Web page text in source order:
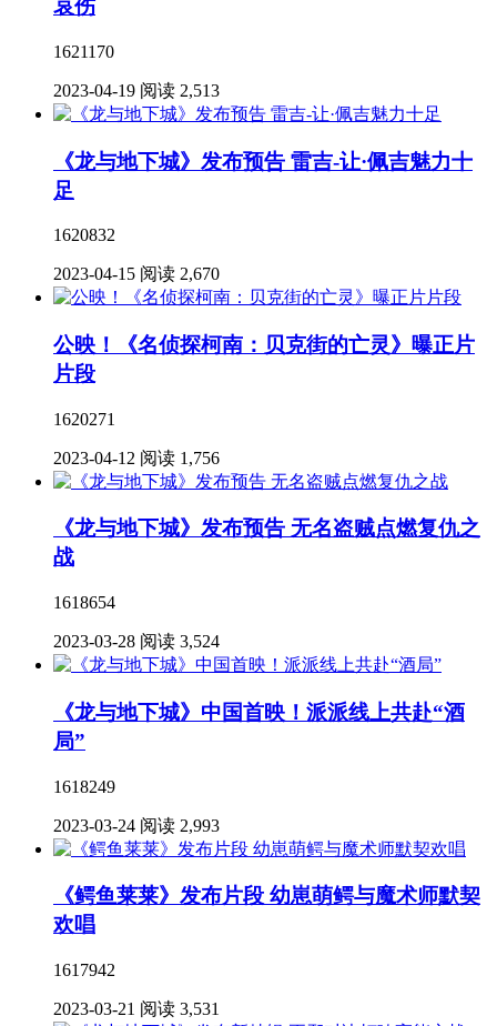
哀伤
1621170
2023-04-19 阅读 2,513
《龙与地下城》发布预告 雷吉-让·佩吉魅力十
足
1620832
2023-04-15 阅读 2,670
公映！《名侦探柯南：贝克街的亡灵》曝正片
片段
1620271
2023-04-12 阅读 1,756
《龙与地下城》发布预告 无名盗贼点燃复仇之
战
1618654
2023-03-28 阅读 3,524
《龙与地下城》中国首映！派派线上共赴“酒
局”
1618249
2023-03-24 阅读 2,993
《鳄鱼莱莱》发布片段 幼崽萌鳄与魔术师默契
欢唱
1617942
2023-03-21 阅读 3,531